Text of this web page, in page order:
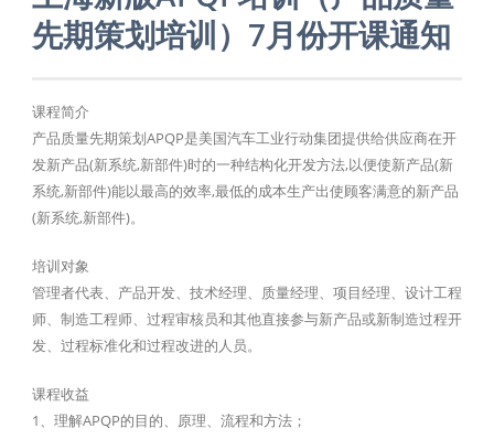
先期策划培训）7月份开课通知
课程简介
产品质量先期策划APQP是美国汽车工业行动集团提供给供应商在开
发新产品(新系统,新部件)时的一种结构化开发方法,以便使新产品(新
系统,新部件)能以最高的效率,最低的成本生产出使顾客满意的新产品
(新系统,新部件)。
培训对象
管理者代表、产品开发、技术经理、质量经理、项目经理、设计工程
师、制造工程师、过程审核员和其他直接参与新产品或新制造过程开
发、过程标准化和过程改进的人员。
课程收益
1、理解APQP的目的、原理、流程和方法；